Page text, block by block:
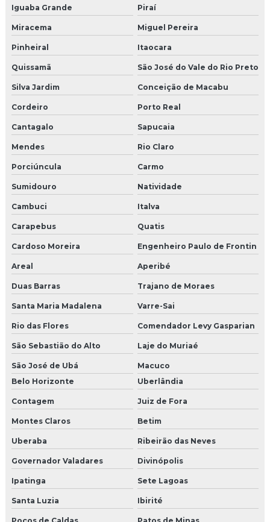
Iguaba Grande Piraí
Miracema Miguel Pereira
Pinheiral Itaocara
Quissamã São José do Vale do Rio Preto
Silva Jardim Conceição de Macabu
Cordeiro Porto Real
Cantagalo Sapucaia
Mendes Rio Claro
Porciúncula Carmo
Sumidouro Natividade
Cambuci Italva
Carapebus Quatis
Cardoso Moreira Engenheiro Paulo de Frontin
Areal Aperibé
Duas Barras Trajano de Moraes
Santa Maria Madalena Varre-Sai
Rio das Flores Comendador Levy Gasparian
São Sebastião do Alto Laje do Muriaé
São José de Ubá
Macuco
Belo Horizonte
Uberlândia
Contagem Juiz de Fora
Montes Claros Betim
Uberaba Ribeirão das Neves
Governador Valadares Divinópolis
Ipatinga Sete Lagoas
Santa Luzia Ibirité